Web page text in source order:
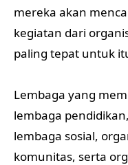
mereka akan
kegiatan dari
paling tepat untuk
Lembaga yang
lembaga
lembaga sosial,
komunitas, serta